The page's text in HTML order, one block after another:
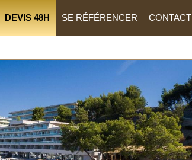
DEVIS 48H SE RÉFÉRENCER CONTACT